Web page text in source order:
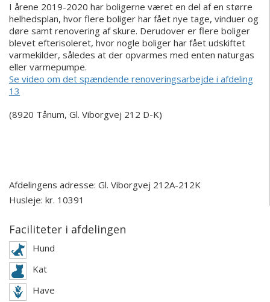
I årene 2019-2020 har boligerne været en del af en større
helhedsplan, hvor flere boliger har fået nye tage, vinduer og
døre samt renovering af skure. Derudover er flere boliger
blevet efterisoleret, hvor nogle boliger har fået udskiftet
varmekilder, således at der opvarmes med enten naturgas
eller varmepumpe.
Se video om det spændende renoveringsarbejde i afdeling
13
(8920 Tånum, Gl. Viborgvej 212 D-K)
Afdelingens adresse: Gl. Viborgvej 212A-212K
Husleje: kr. 10391
Faciliteter i afdelingen
Hund
Kat
Have